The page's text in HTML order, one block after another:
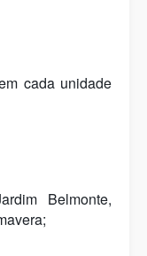
cada unidade
Belmonte,